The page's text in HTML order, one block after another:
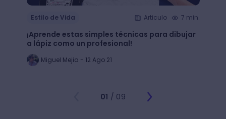
Estilo de Vida Articulo 7 min.
¡Aprende estas simples técnicas para dibujar
a lápiz como un profesional!
Miguel Mejia - 12 Ago 21
01 / 09